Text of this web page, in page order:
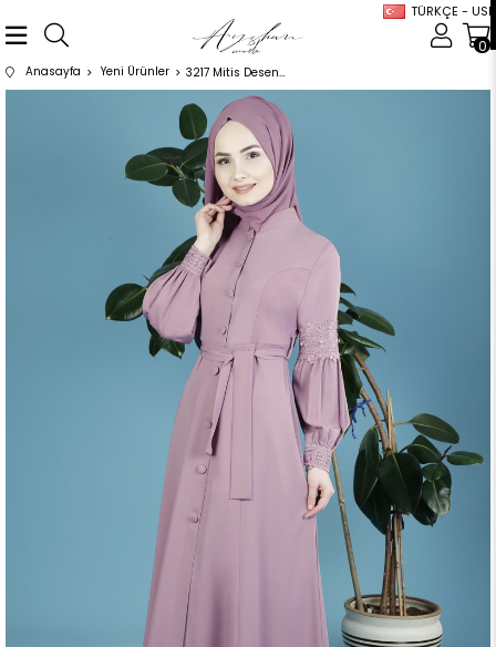
TÜRKÇE - USD
0
Anasayfa Yeni Ürünler 3217 Mitis Desenli Pudra Ferace